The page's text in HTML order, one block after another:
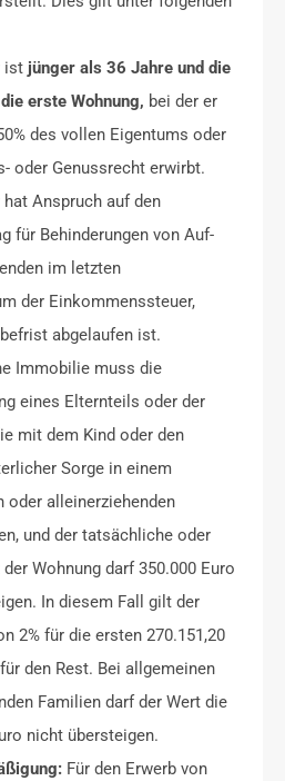
ist jünger als 36 Jahre und die
erste Wohnung, bei der er
des vollen Eigentums oder
oder Genussrecht erwirbt.
hat Anspruch auf den
für Behinderungen von Auf-
im letzten
der Einkommenssteuer,
abgelaufen ist.
Immobilie muss die
eines Elternteils oder der
mit dem Kind oder den
Sorge in einem
oder alleinerziehenden
und der tatsächliche oder
Wohnung darf 350.000 Euro
In diesem Fall gilt der
2% für die ersten 270.151,20
den Rest. Bei allgemeinen
Familien darf der Wert die
nicht übersteigen.
Für den Erwerb von